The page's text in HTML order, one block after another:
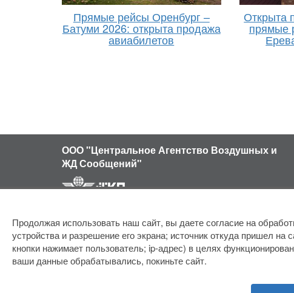
Прямые рейсы Оренбург –
Батуми 2026: открыта продажа
авиабилетов
Открыта
прямые
ООО "Центральное Агентство Воздушных и
ЖД Сообщений"
Продолжая использовать наш сайт, вы даете согласие на
устройства и разрешение его экрана; источник откуда пришел
кнопки нажимает пользователь; ip-адрес) в целях
ваши данные обрабатывались, покиньте сайт.